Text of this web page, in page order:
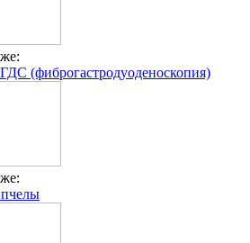
(фиброгастродуоденоскопия)